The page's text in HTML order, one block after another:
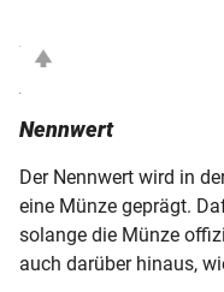
Nennwert
Der Nennwert wird in
eine Münze geprägt.
solange die Münze
auch darüber hinaus,